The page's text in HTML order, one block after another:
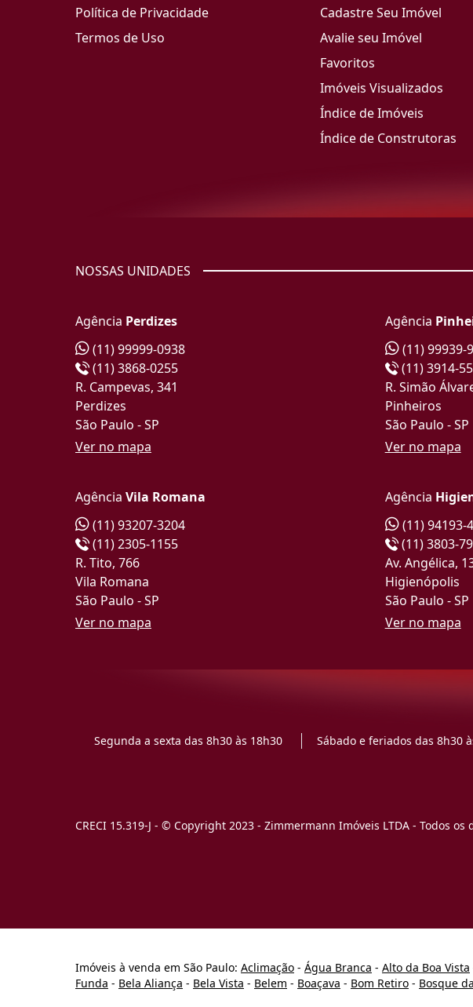
Política de Privacidade
Termos de Uso
Cadastre Seu Imóvel
Avalie seu Imóvel
Favoritos
Imóveis Visualizados
Índice de Imóveis
Índice de Construtoras
NOSSAS UNIDADES
Agência Perdizes
(11) 99999-0938
(11) 3868-0255
R. Campevas, 341
Perdizes
São Paulo - SP
Ver no mapa
Agência
(11) 99939-
(11) 3914-
R. Simão
Pinheiros
São Paulo - SP
Ver no mapa
Agência Vila Romana
(11) 93207-3204
(11) 2305-1155
R. Tito, 766
Vila Romana
São Paulo - SP
Ver no mapa
Agência
(11) 94193-
(11) 3803-
Av. Angélica,
Higienópolis
São Paulo - SP
Ver no mapa
Segunda a sexta das 8h30 às 18h30 Sábado e feriados das 8h30
CRECI 15.319-J - © Copyright 2023 - Zimmermann Imóveis LTDA - Todos os
Imóveis à venda em São Paulo: Aclimação - Água Branca - Alto da Boa Vista
Funda - Bela Aliança - Bela Vista - Belem - Boaçava - Bom Retiro - Bosque